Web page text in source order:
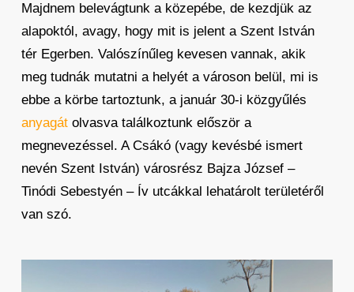
Majdnem belevágtunk a közepébe, de kezdjük az
alapoktól, avagy, hogy mit is jelent a Szent István
tér Egerben. Valószínűleg kevesen vannak, akik
meg tudnák mutatni a helyét a városon belül, mi is
ebbe a körbe tartoztunk, a január 30-i közgyűlés
anyagátolvasva találkoztunk először a
megnevezéssel. A Csákó (vagy kevésbé ismert
nevén Szent István) városrész Bajza József –
Tinódi Sebestyén – Ív utcákkal lehatárolt területéről
van szó.